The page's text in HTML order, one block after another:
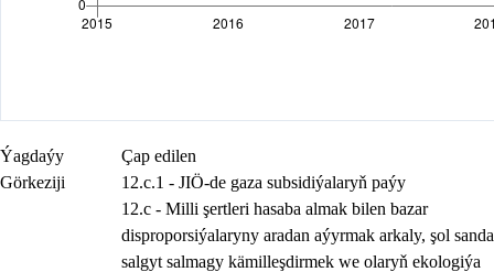
Ýagdaýy
Çap edilen
Görkeziji
12.c.1 - JIÖ-de gaza subsidiýalaryň paýy
12.c - Milli şertleri hasaba almak bilen bazar
disproporsiýalaryny aradan aýyrmak arkaly, şol sanda
salgyt salmagy kämilleşdirmek we olaryň ekologiýa